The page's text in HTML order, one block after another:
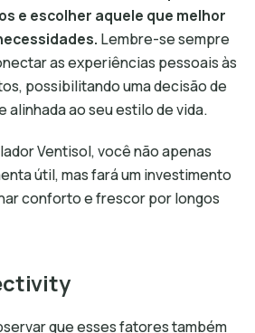
e escolher aquele que melhor
Lembre-se sempre
as experiências pessoais às
possibilitando uma decisão de
alinhada ao seu estilo de vida.
Ventisol, você não apenas
útil, mas fará um investimento
conforto e frescor por longos
que esses fatores também